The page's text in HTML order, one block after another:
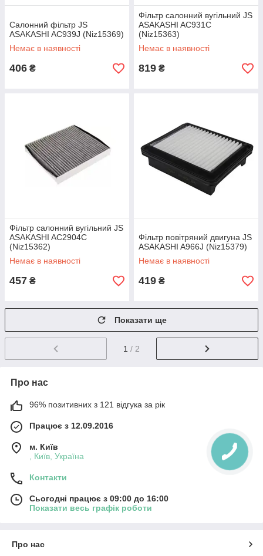
Салонний фільтр JS
ASAKASHI AC939J (Niz15369)
Немає в наявності
406 ₴
Фільтр салонний вугільний JS
ASAKASHI AC931C
(Niz15363)
Немає в наявності
819 ₴
Фільтр салонний вугільний JS
ASAKASHI AC2904C
(Niz15362)
Немає в наявності
457 ₴
Фільтр повітряний двигуна JS
ASAKASHI A966J (Niz15379)
Немає в наявності
419 ₴
Показати ще
1 / 2
Про нас
96% позитивних з 121 відгука за рік
Працює з 12.09.2016
м. Київ
, Київ, Україна
Контакти
Сьогодні працює з 09:00 до 16:00
Показати весь графік роботи
Про нас